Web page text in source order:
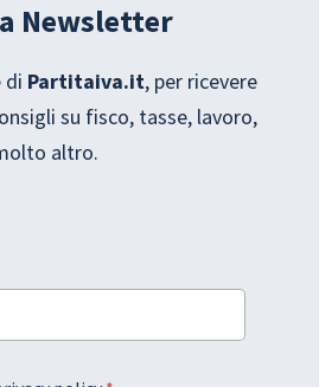
Newsletter
di Partitaiva.it, per ricevere
su fisco, tasse, lavoro,
altro.